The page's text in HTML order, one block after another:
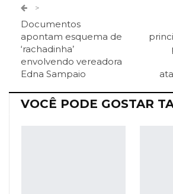
Facebook Messenger
>
Documentos
apontam esquema de
‘rachadinha’
envolvendo vereadora
Edna Sampaio
VOCÊ PODE GOSTAR